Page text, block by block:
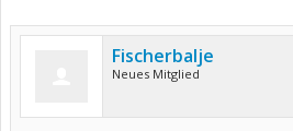
Fischerbalje
Neues Mitglied